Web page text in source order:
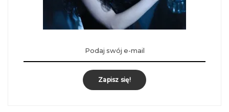
Zapisz się!